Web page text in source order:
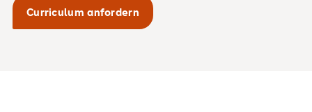
Curriculum anfordern